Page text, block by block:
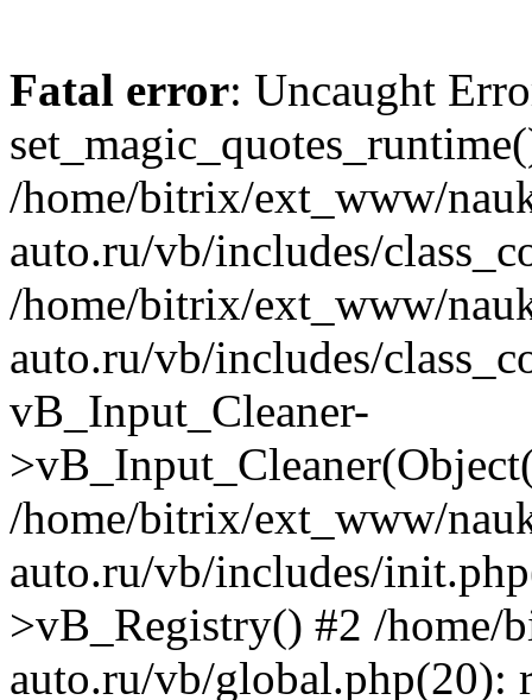
Fatal error: Uncaught
/home/bitrix/ext_www/
auto.ru/vb/includes/
/home/bitrix/ext_www/
auto.ru/vb/includes/
vB_Input_Cleaner-
/home/bitrix/ext_www/
auto.ru/vb/includes/
>vB_Registry() #2 /home/
auto.ru/vb/global.php(20):